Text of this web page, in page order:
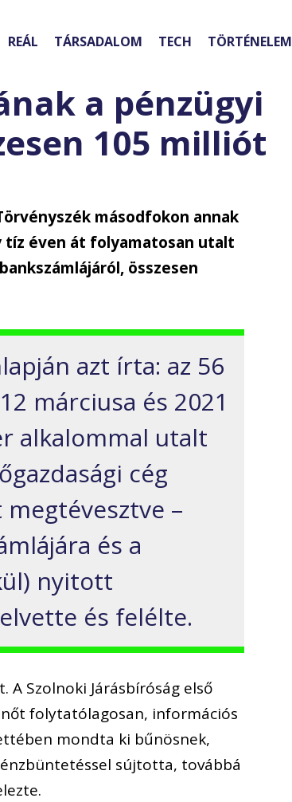
REÁL TÁRSADALOM TECH TÖRTÉNELEM
a pénzügyi
105 milliót
másodfokon annak
tíz éven át folyamatosan utalt
összesen
azt írta: az 56
márciusa és 2021
alkalommal utalt
cég
–
és a
nyitott
és felélte.
Szolnoki Járásbíróság első
folytatólagosan, információs
mondta ki bűnösnek,
sújtotta, továbbá